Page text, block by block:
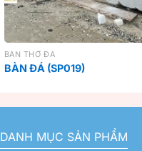
BÀN THỜ ĐÁ
BÀN ĐÁ (SP019)
DANH MỤC SẢN PHẨM